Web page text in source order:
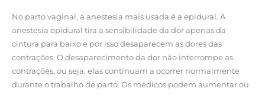
No parto vaginal, a anestesia mais usada é a epidural. A
anestesia epidural tira a sensibilidade da dor apenas da
cintura para baixo e por isso desaparecem as dores das
contrações. O desaparecimento da dor não interrompe as
contrações, ou seja, elas continuam a ocorrer normalmente
durante o trabalho de parto. Os médicos podem aumentar ou